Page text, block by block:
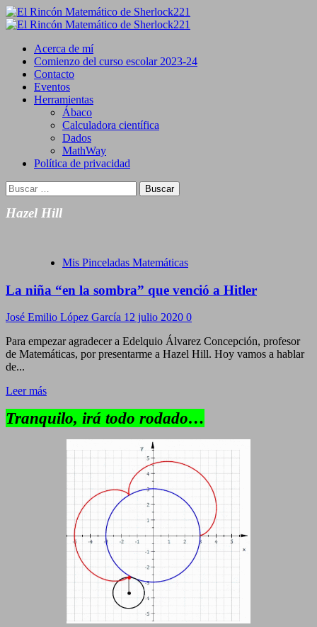
Saltar
al
Primary
Acerca de mí
Comienzo del curso escolar 2023-24
Contacto
Eventos
Herramientas
Ábaco
Calculadora científica
Dados
MathWay
Política de privacidad
Buscar:
Hazel Hill
Mis Pinceladas Matemáticas
La niña “en la sombra” que venció a Hitler
José Emilio López García 12 julio 2020 0
Para empezar agradecer a Edelquio Álvarez Concepción, profesor
de Matemáticas, por presentarme a Hazel Hill. Hoy vamos a hablar
de...
Leer más
Tranquilo, irá todo rodado…